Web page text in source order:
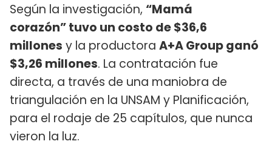
Según la investigación, “Mamá
corazón” tuvo un costo de $36,6
millones y la productora A+A Group ganó
$3,26 millones. La contratación fue
directa, a través de una maniobra de
triangulación en la UNSAM y Planificación,
para el rodaje de 25 capítulos, que nunca
vieron la luz.